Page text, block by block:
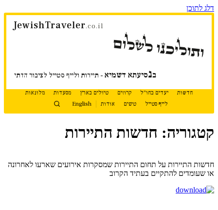
דלג לתוכן
JewishTraveler.co.il
ותוליכנו לשלום
בנסיעתא דשמיא - תיירות ולייף סטייל לציבור הדתי
חדשות יעדים בחו"ל קרוזים טיולים בארץ מסעדות
מלונאות
לייף סטייל
טיפים אודות English
קטגוריה: חדשות התיירות
חדשות התיירות על תחום התיירות שמסקרות אירועים שארעו לאחרונה
או שעומדים להתקיים בעתיד הקרוב